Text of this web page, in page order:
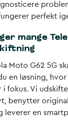
perfekt
mange
Moto G62 5G
en løsning,
i fokus. Vi
benytter
leverer en